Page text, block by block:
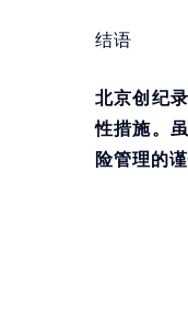
结语
北京创纪
性措施。
险管理的